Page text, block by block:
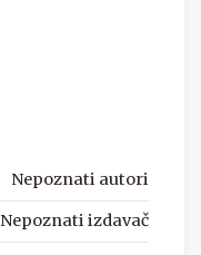
Nepoznati autori
Nepoznati izdavač